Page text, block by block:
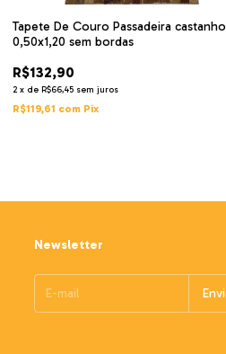
Tapete De Couro Passadeira castanho
0,50x1,20 sem bordas
R$132,90
2 x de R$66,45 sem juros
R$119,61 com Pix
Newsletter